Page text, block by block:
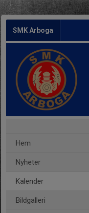
SMK Arboga
Hem
Nyheter
Kalender
Bildgalleri